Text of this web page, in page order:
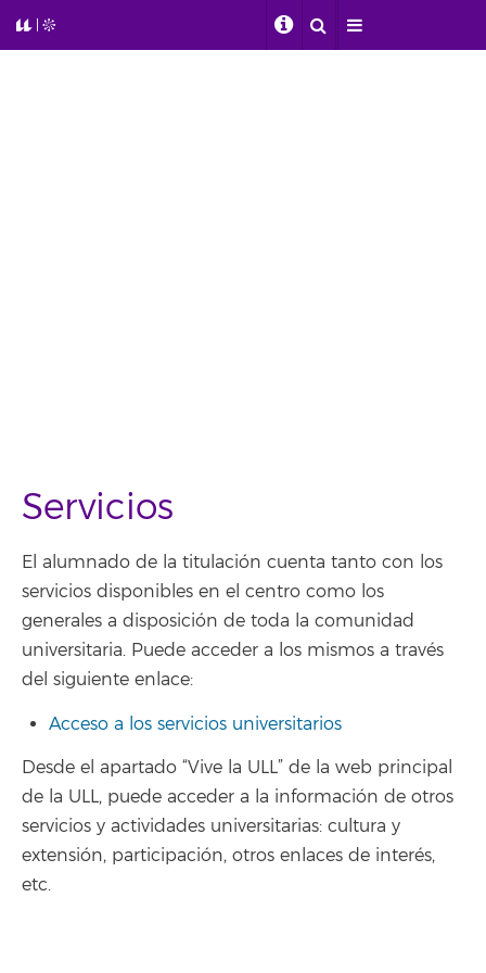
Servicios
El alumnado de la titulación cuenta tanto con los
servicios disponibles en el centro como los
generales a disposición de toda la comunidad
universitaria. Puede acceder a los mismos a través
del siguiente enlace:
Acceso a los servicios universitarios
Desde el apartado “Vive la ULL” de la web principal
de la ULL, puede acceder a la información de otros
servicios y actividades universitarias: cultura y
extensión, participación, otros enlaces de interés,
etc.